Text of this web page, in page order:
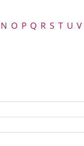
N O P Q R S T U V